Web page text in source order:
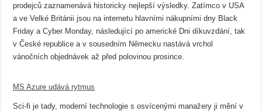
prodejců zaznamenává historicky nejlepší výsledky. Zatímco v USA
a ve Velké Británii jsou na internetu hlavními nákupními dny Black
Friday a Cyber Monday, následující po americké Dni díkuvzdání, tak
v České republice a v sousedním Německu nastává vrchol
vánočních objednávek až před polovinou prosince.
MS Azure udává rytmus
Sci-fi je tady, moderní technologie s osvícenými manažery ji mění v